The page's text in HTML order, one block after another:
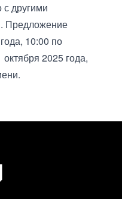
с другими
Предложение
10:00 по
2025 года,